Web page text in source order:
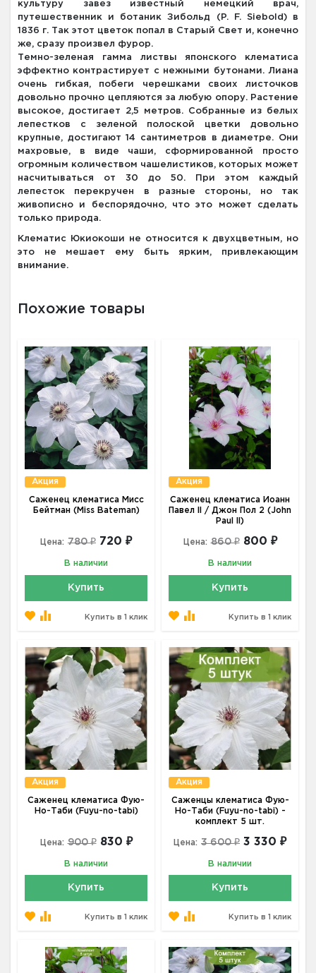
культуру завез известный немецкий врач,
путешественник и ботаник Зибольд (P. F. Siebold) в
1836 г. Так этот цветок попал в Старый Свет и, конечно
же, сразу произвел фурор.
Темно-зеленая гамма листвы японского клематиса
эффектно контрастирует с нежными бутонами. Лиана
очень гибкая, побеги черешками своих листочков
довольно прочно цепляются за любую опору. Растение
высокое, достигает 2,5 метров. Собранные из белых
лепестков с зеленой полоской цветки довольно
крупные, достигают 14 сантиметров в диаметре. Они
махровые, в виде чаши, сформированной просто
огромным количеством чашелистиков, которых может
насчитываться от 30 до 50. При этом каждый
лепесток перекручен в разные стороны, но так
живописно и беспорядочно, что это может сделать
только природа.
Клематис Юкиокоши не относится к двухцветным, но
это не мешает ему быть ярким, привлекающим
внимание.
Похожие товары
Акция
Саженец клематиса Мисс
Бейтман (Miss Bateman)
Цена: 780 ₽ 720 ₽
В наличии
Купить
Купить в 1 клик
Акция
Саженец клематиса Иоанн
Павел II / Джон Пол 2 (John
Paul II)
Цена: 860 ₽ 800 ₽
В наличии
Купить
Купить в 1 клик
Акция
Саженец клематиса Фую-
Но-Таби (Fuyu-no-tabi)
Цена: 900 ₽ 830 ₽
В наличии
Купить
Купить в 1 клик
Акция
Саженцы клематиса Фую-
Но-Таби (Fuyu-no-tabi) -
комплект 5 шт.
Цена: 3 600 ₽ 3 330 ₽
В наличии
Купить
Купить в 1 клик